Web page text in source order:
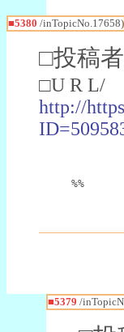
■5380 /inTopicNo.17658)
□投稿
□U R L/
http://
%%
■5379 /